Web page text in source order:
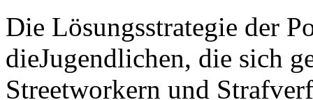
Die Lösungsstrategie der
dieJugendlichen, die sich
Streetworkern und